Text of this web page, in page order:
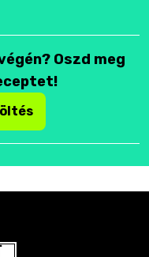
Oszd meg